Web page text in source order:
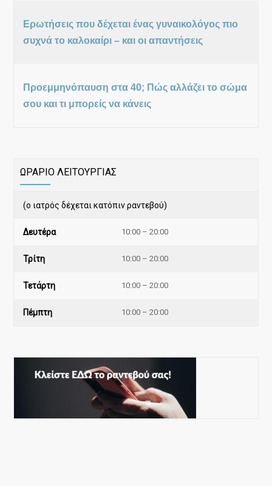
Ερωτήσεις που δέχεται ένας γυναικολόγος πιο
συχνά το καλοκαίρι – και οι απαντήσεις
Προεμμηνόπαυση στα 40; Πώς αλλάζει το σώμα
σου και τι μπορείς να κάνεις
ΩΡΑΡΙΟ ΛΕΙΤΟΥΡΓΙΑΣ
(ο ιατρός δέχεται κατόπιν ραντεβού)
Δευτέρα 10:00 – 20:00
Τρίτη 10:00 – 20:00
Τετάρτη 10:00 – 20:00
Πέμπτη 10:00 – 20:00